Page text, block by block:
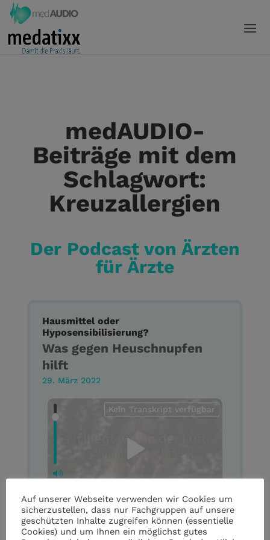
medAUDIO-
Beiträge mit dem
Schlagwort:
Kreuzallergien
Der Podcast von Ärzten
für Ärzte
Hausmittel oder
Hyposensibilisierung?
Was gegen Heuschnupfen
hilft
29. März 2022
Kein Transkript verfügbar
Fließschnupfen, Niesanfälle und
Auf unserer Webseite verwenden wir Cookies um
sicherzustellen, dass nur Fachgruppen auf unsere
geschützten Inhalte zugreifen können (essentielle
Cookies) und um Ihnen ein möglichst gutes